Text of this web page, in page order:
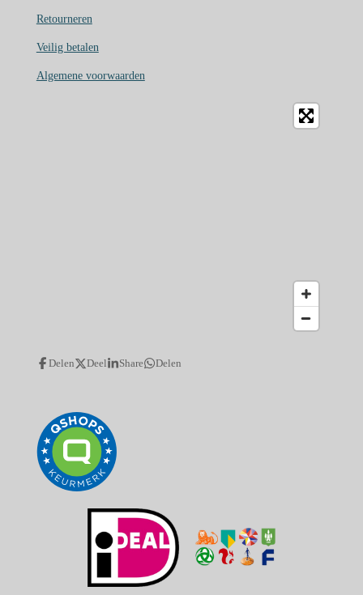
Retourneren
Veilig betalen
Algemene voorwaarden
Delen Deel Share Delen